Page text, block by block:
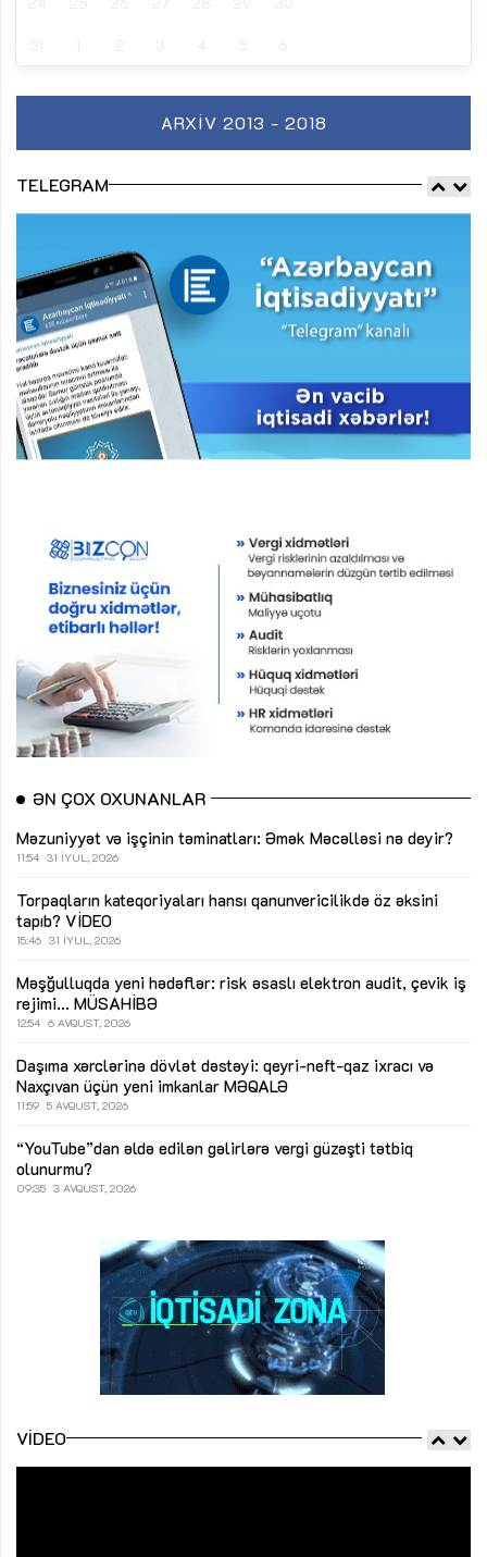
ARXIV 2013 - 2018
TELEGRAM
ƏN ÇOX OXUNANLAR
Məzuniyyət və işçinin təminatları: Əmək Məcəlləsi nə deyir?
11:54 31 İYUL, 2026
Torpaqların kateqoriyaları hansı qanunvericilikdə öz əksini
tapıb? VİDEO
15:46 31 İYUL, 2026
Məşğulluqda yeni hədəflər: risk əsaslı elektron audit, çevik iş
rejimi... MÜSAHİBƏ
12:54 6 AVQUST, 2026
Daşıma xərclərinə dövlət dəstəyi: qeyri-neft-qaz ixracı və
Naxçıvan üçün yeni imkanlar MƏQALƏ
11:59 5 AVQUST, 2026
“YouTube”dan əldə edilən gəlirlərə vergi güzəşti tətbiq
olunurmu?
09:35 3 AVQUST, 2026
VIDEO